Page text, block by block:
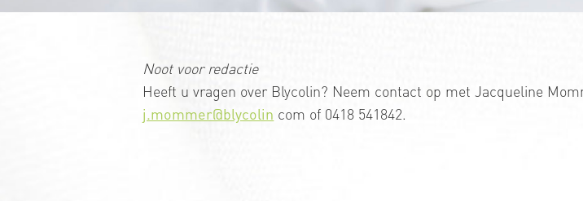
Noot voor redactie
Heeft u vragen over Blycolin? Neem contact op met Jacqueline
j.mommer@blycolin com of 0418 541842.